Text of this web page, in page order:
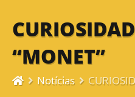
“MONET”
Notícias